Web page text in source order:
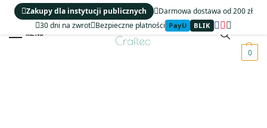
Darmowa dostawa od 200 zł
30 dni na zwrot Bezpieczne płatności PayU BLIK
Zakupy dla instytucji publicznych
MENU
0